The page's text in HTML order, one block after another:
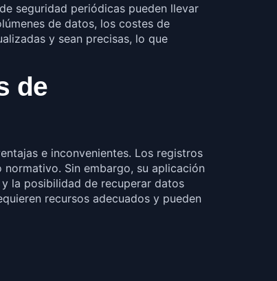
seguridad periódicas pueden llevar
de datos, los costes de
y sean precisas, lo que
de
e inconvenientes. Los registros
Sin embargo, su aplicación
la posibilidad de recuperar datos
recursos adecuados y pueden